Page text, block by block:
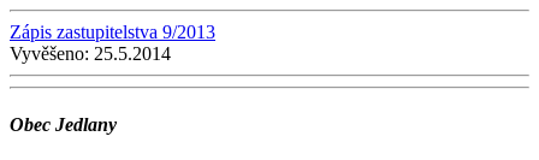
Zápis zastupitelstva 9/2013
Vyvěšeno: 25.5.2014
Obec Jedlany